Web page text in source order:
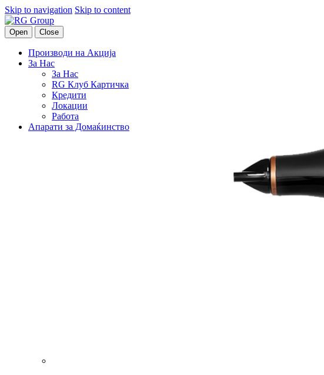
Skip to navigation Skip to content
Open Close
Производи на Акција
За Нас
За Нас
RG Клуб Картичка
Кредити
Локации
Работа
Апарати за Домаќинство